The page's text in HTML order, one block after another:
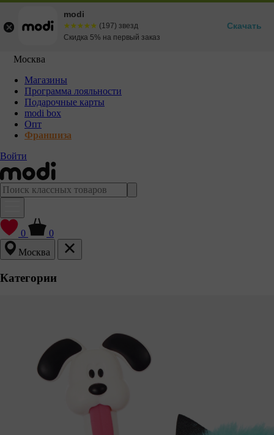
Москва
Магазины
Программа лояльности
Подарочные карты
modi box
Опт
Франшиза
Войти
0
0
Москва
Категории
modi
☆☆☆☆☆
★★★★★ (197) звезд
Скидка 5% на первый заказ
Скачать